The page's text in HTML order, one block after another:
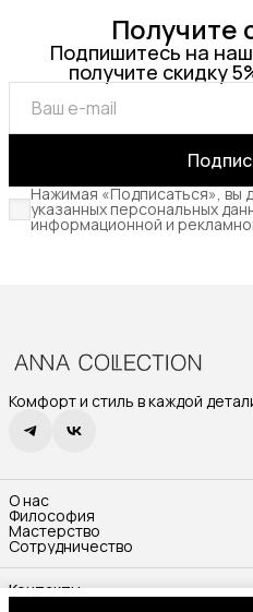
Получите
Подпишитесь на
получите скидку
Нажимая «Подписаться», вы
указанных персональных
информационной и
Комфорт и стиль в каждой
О нас
Философия
Мастерство
Сотрудничество
Контакты